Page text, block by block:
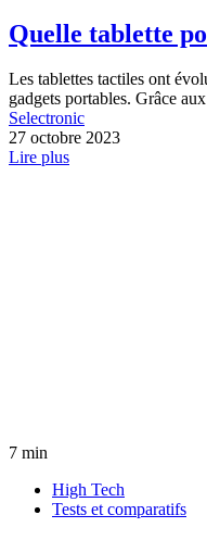
Quelle tablette
Les tablettes tactiles ont
gadgets portables. Grâce
Selectronic
27 octobre 2023
Lire plus
7 min
High Tech
Tests et comparatifs